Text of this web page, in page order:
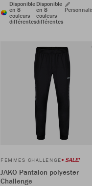
Disponible
en 8
couleurs
différentes
Disponible
en 8
couleurs
différentes
FEMMES CHALLENGE SALE!
JAKO Pantalon polyester
Challenge